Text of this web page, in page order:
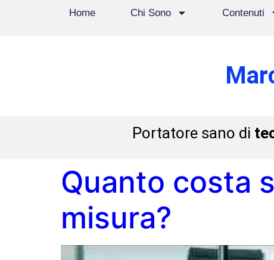
Home Chi Sono Contenuti
Portatore sano di
Quanto costa
misura?